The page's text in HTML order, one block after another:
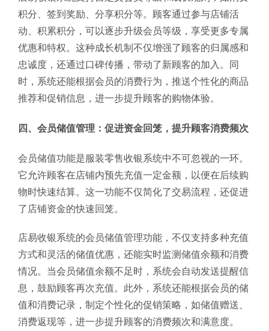
积分、签到奖励、分享积分等。顾客通过参与店铺活
动、积累积分，可以逐步升级会员等级，享受更多专属
优惠和特权。这种成长机制不仅增强了顾客的归属感和
忠诚度，还通过口碑传播，带动了新顾客的加入。同
时，系统还能根据会员的消费行为，推送个性化的商品
推荐和促销信息，进一步提升顾客的购物体验。
四、会员储值管理：促进资金回笼，提升顾客消费频次
会员储值功能是服装零售收银系统中不可忽视的一环。
它允许顾客在店铺内预先充值一定金额，以便在后续购
物时快速结算。这一功能不仅简化了交易流程，还促进
了店铺资金的快速回笼。
店易收银系统的会员储值管理功能，不仅支持多种充值
方式和灵活的储值优惠，还能实时监测储值余额和消费
情况。当会员储值余额不足时，系统会自动发送提醒信
息，鼓励顾客再次充值。此外，系统还能根据会员的储
值和消费记录，制定个性化的促销策略，如储值赠送、
消费返现等，进一步提升顾客的消费频次和满意度。